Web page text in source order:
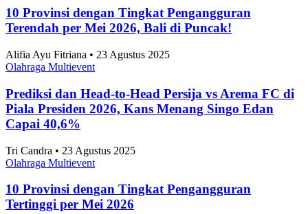
10 Provinsi dengan Tingkat Pengangguran
Terendah per Mei 2026, Bali di Puncak!
Alifia Ayu Fitriana • 23 Agustus 2025
Olahraga Multievent
Prediksi dan Head-to-Head Persija vs Arema FC di
Piala Presiden 2026, Kans Menang Singo Edan
Capai 40,6%
Tri Candra • 23 Agustus 2025
Olahraga Multievent
10 Provinsi dengan Tingkat Pengangguran
Tertinggi per Mei 2026